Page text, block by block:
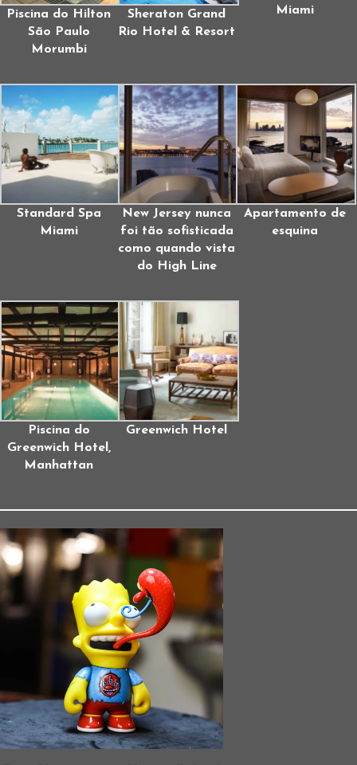
Piscina do Hilton
São Paulo
Morumbi
Sheraton Grand
Rio Hotel & Resort
Miami
Standard Spa
Miami
New Jersey nunca
foi tão sofisticada
como quando vista
do High Line
Apartamento de
esquina
Piscina do
Greenwich Hotel,
Manhattan
Greenwich Hotel